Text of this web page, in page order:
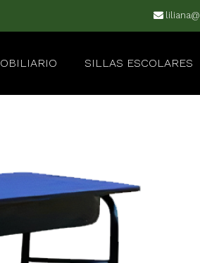
SILLAS ESCOLARES